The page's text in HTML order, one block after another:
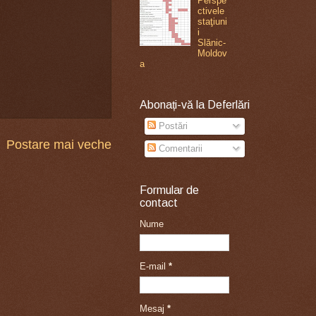
Postare mai veche
ctivele
staţiuni
i
Slănic-
Moldov
a
Abonați-vă la Deferlări
Postări
Comentarii
Formular de
contact
Nume
E-mail *
Mesaj *